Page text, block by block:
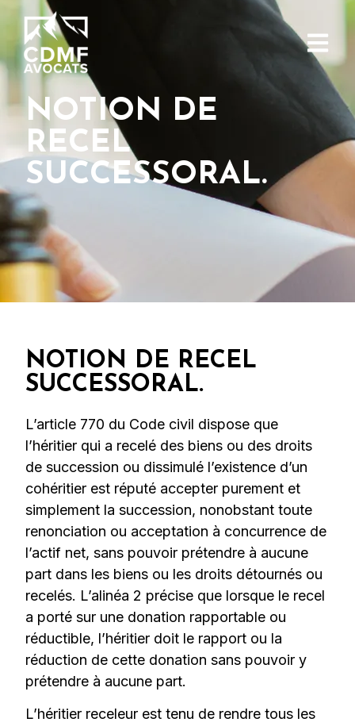
NOTION DE
RECEL
SUCCESSORAL.
NOTION DE RECEL
SUCCESSORAL.
L’article 770 du Code civil dispose que
l’héritier qui a recelé des biens ou des droits
de succession ou dissimulé l’existence d’un
cohéritier est réputé accepter purement et
simplement la succession, nonobstant toute
renonciation ou acceptation à concurrence de
l’actif net, sans pouvoir prétendre à aucune
part dans les biens ou les droits détournés ou
recelés. L’alinéa 2 précise que lorsque le recel
a porté sur une donation rapportable ou
réductible, l’héritier doit le rapport ou la
réduction de cette donation sans pouvoir y
prétendre à aucune part.
L’héritier receleur est tenu de rendre tous les